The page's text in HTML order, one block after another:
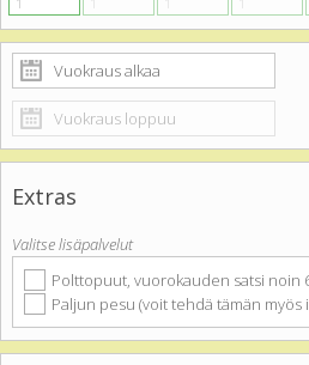
Extras
Valitse lisäpalvelut
Polttopuut, vuorokauden satsi noin
Paljun pesu (voit tehdä tämän myös